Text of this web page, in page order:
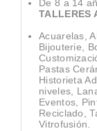
De 8 a 14
TALLERES
Acuarelas,
Bijouterie,
Pastas
Historieta
niveles,
Eventos,
Reciclado,
Vitrofusión.